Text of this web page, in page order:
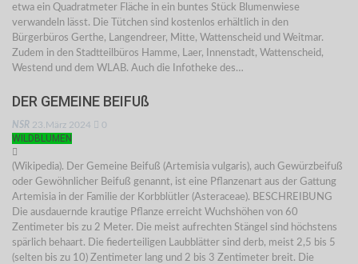
etwa ein Quadratmeter Fläche in ein buntes Stück Blumenwiese
verwandeln lässt. Die Tütchen sind kostenlos erhältlich in den
Bürgerbüros Gerthe, Langendreer, Mitte, Wattenscheid und Weitmar.
Zudem in den Stadtteilbüros Hamme, Laer, Innenstadt, Wattenscheid,
Westend und dem WLAB. Auch die Infotheke des…
DER GEMEINE BEIFUß
NSR 23.März 2024 0
WILDBLUMEN
(Wikipedia). Der Gemeine Beifuß (Artemisia vulgaris), auch Gewürzbeifuß
oder Gewöhnlicher Beifuß genannt, ist eine Pflanzenart aus der Gattung
Artemisia in der Familie der Korbblütler (Asteraceae). BESCHREIBUNG
Die ausdauernde krautige Pflanze erreicht Wuchshöhen von 60
Zentimeter bis zu 2 Meter. Die meist aufrechten Stängel sind höchstens
spärlich behaart. Die fiederteiligen Laubblätter sind derb, meist 2,5 bis 5
(selten bis zu 10) Zentimeter lang und 2 bis 3 Zentimeter breit. Die